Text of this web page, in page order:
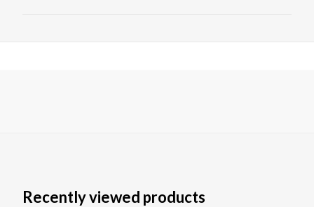
Recently viewed products